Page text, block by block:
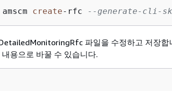
create- rfc --generate-cli-
파일을 수정하고 저장합
내용으로 바꿀 수 있습니다.